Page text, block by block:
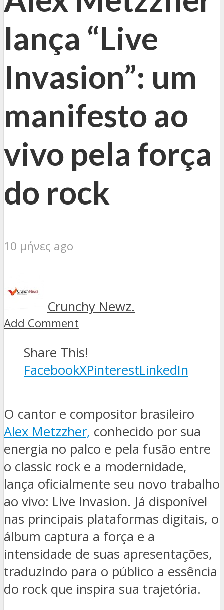
lança “Live
Invasion”: um
manifesto ao
vivo pela força
do rock
10 μήνες ago
Crunchy Newz.
Add Comment
Share This!
FacebookXPinterestLinkedIn
O cantor e compositor brasileiro
Alex Metzzher, conhecido por sua
energia no palco e pela fusão entre
o classic rock e a modernidade,
lança oficialmente seu novo trabalho
ao vivo: Live Invasion. Já disponível
nas principais plataformas digitais, o
álbum captura a força e a
intensidade de suas apresentações,
traduzindo para o público a essência
do rock que inspira sua trajetória.